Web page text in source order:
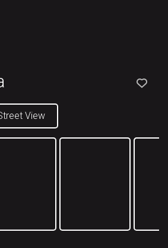
View